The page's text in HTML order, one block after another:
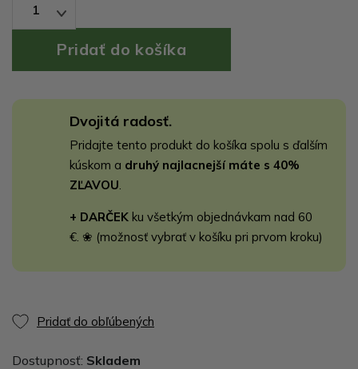
1
Dvojitá radosť.
Pridajte tento produkt do košíka spolu s ďalším
kúskom a druhý najlacnejší máte s 40%
ZĽAVOU
+ DARČEK ku všetkým objednávkam nad 60
€. ❀ (možnosť vybrať v košíku pri prvom kroku)
Pridať do obľúbených
Dostupnosť: Skladem